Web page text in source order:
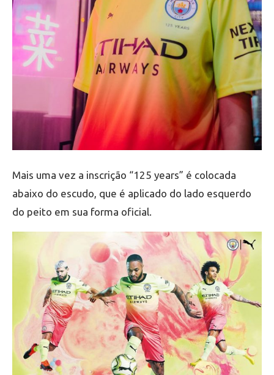
Mais uma vez a inscrição “125 years” é colocada
abaixo do escudo, que é aplicado do lado esquerdo
do peito em sua forma oficial.